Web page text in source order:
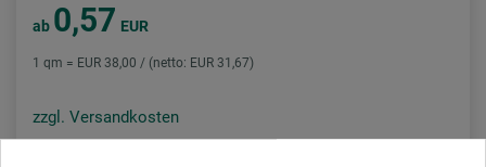
ab 0,57 EUR
1 qm = EUR 38,00 / (netto: EUR 31,67)
zzgl. Versandkosten